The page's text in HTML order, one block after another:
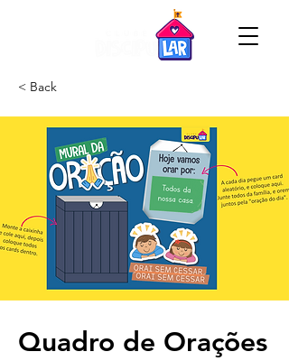
< Back
Quadro de Orações